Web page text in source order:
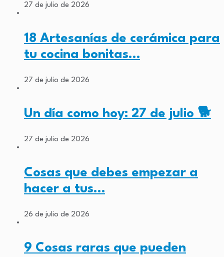
27 de julio de 2026
18 Artesanías de cerámica para
tu cocina bonitas…
27 de julio de 2026
Un día como hoy: 27 de julio 🐕
27 de julio de 2026
Cosas que debes empezar a
hacer a tus…
26 de julio de 2026
9 Cosas raras que pueden